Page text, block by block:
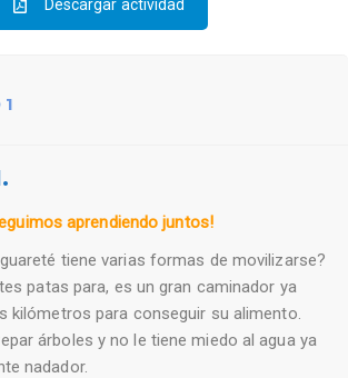
Descargar actividad
aprendiendo juntos!
tiene varias formas de movilizarse?
patas para, es un gran caminador ya
kilómetros para conseguir su alimento.
árboles y no le tiene miedo al agua ya
nadador.